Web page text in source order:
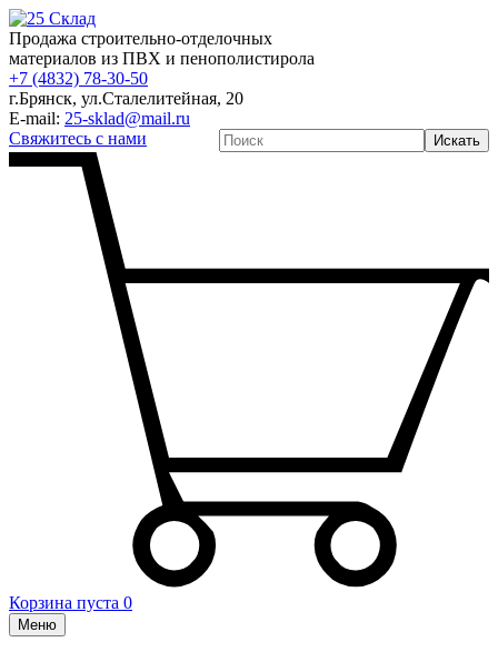
Продажа строительно-отделочных
материалов из ПВХ и пенополистирола
+7 (4832) 78-30-50
г.Брянск, ул.Сталелитейная, 20
E-mail: 25-sklad@mail.ru
Свяжитесь с нами
Искать
Корзина пуста 0
Меню